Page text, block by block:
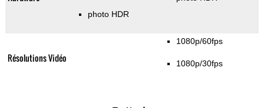
photo HDR
Résolutions Vidéo
1080p/60fps
1080p/30fps